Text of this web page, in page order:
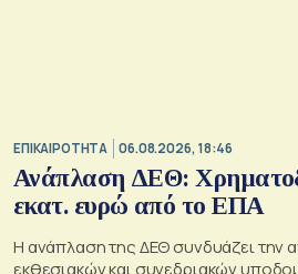
ΕΠΙΚΑΙΡΟΤΗΤΑ 06.08.2026, 18:46
Ανάπλαση ΔΕΘ:
εκατ. ευρώ από το ΕΠΑ
Η ανάπλαση της ΔΕΘ συνδυάζει την
εκθεσιακών και συνεδριακών